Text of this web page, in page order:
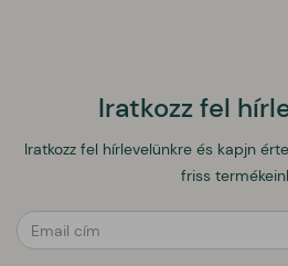
Iratkozz fel
Iratkozz fel hírlevelünkre és kapjn
friss
public.form.general_warning